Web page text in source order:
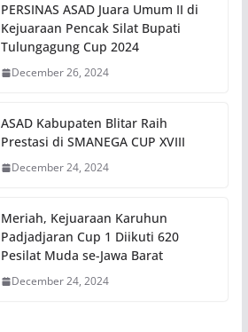
PERSINAS ASAD Juara Umum II di
Kejuaraan Pencak Silat Bupati
Tulungagung Cup 2024
December 26, 2024
ASAD Kabupaten Blitar Raih
Prestasi di SMANEGA CUP XVIII
December 24, 2024
Meriah, Kejuaraan Karuhun
Padjadjaran Cup 1 Diikuti 620
Pesilat Muda se-Jawa Barat
December 24, 2024